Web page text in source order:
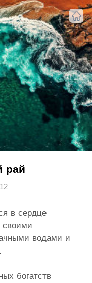
рай
в сердце
своими
водами и
богатств